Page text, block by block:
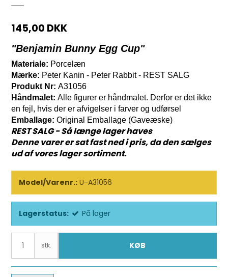
145,00 DKK
"Benjamin Bunny Egg Cup"
Materiale: Porcelæn
Mærke: Peter Kanin - Peter Rabbit - REST SALG
Produkt Nr: A31056
Håndmalet: Alle figurer er håndmalet. Derfor er det ikke
en fejl, hvis der er afvigelser i farver og udførsel
Emballage: Original Emballage (Gaveæske)
REST SALG - Så længe lager haves
Denne varer er sat fast ned i pris, da den sælges
ud af vores lager sortiment.
Model/Varenr.: U-A31056
Lagerstatus: På lager
stk. KØB